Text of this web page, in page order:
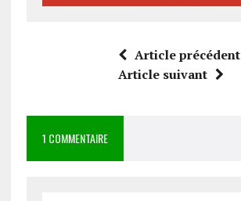
Article précédent
Article suivant
1 COMMENTAIRE